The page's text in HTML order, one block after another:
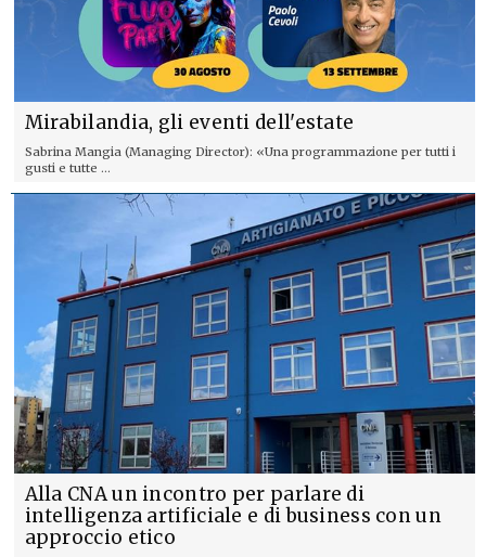
Mirabilandia, gli eventi dell'estate
Sabrina Mangia (Managing Director): «Una programmazione per tutti i
gusti e tutte ...
Alla CNA un incontro per parlare di
intelligenza artificiale e di business con un
approccio etico